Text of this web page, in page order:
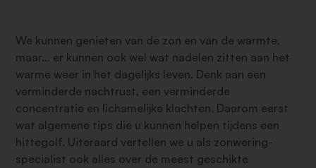
We kunnen genieten van de zon en van de warmte,
maar… er kunnen ook wel wat nadelen zitten aan het
warme weer in het dagelijks leven. Denk aan een
verminderde nachtrust, een verminderde
concentratie en lichamelijke klachten. Daarom eerst
wat algemene tips die u kunnen helpen tijdens een
hittegolf. Uiteraard vertellen we u als zonwering-
specialist ook alles over de meest geschikte